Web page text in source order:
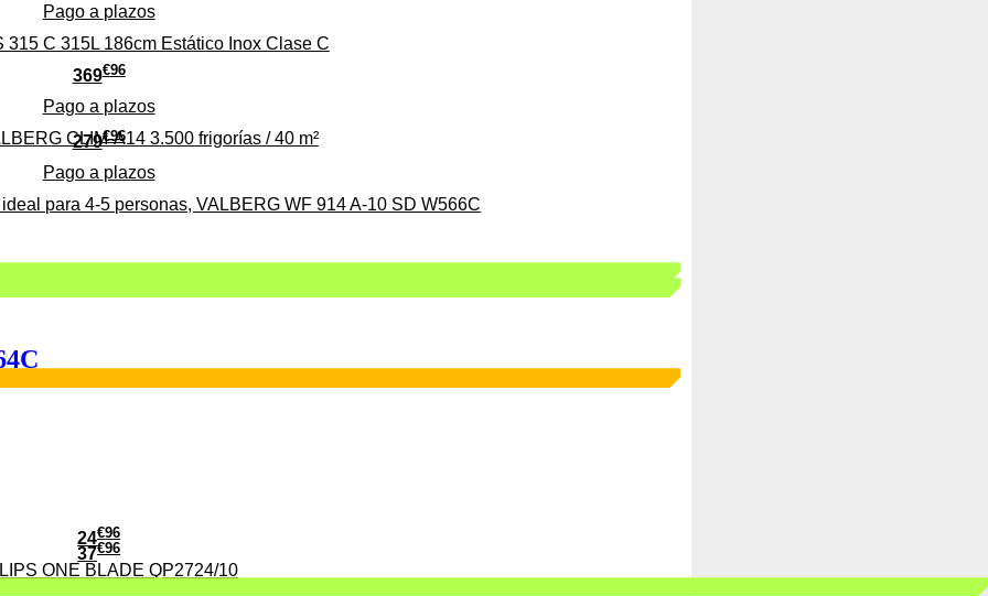
279€96
Pago a plazos
para 4-5 personas, VALBERG WF 914 A-10 SD W566C
Pago a plazos
315 C 315L 186cm Estático Inox Clase C
37€96
369€96
Pago a plazos
CLIM-A14 3.500 frigorías / 40 m²
24€96
ONE BLADE QP2724/10